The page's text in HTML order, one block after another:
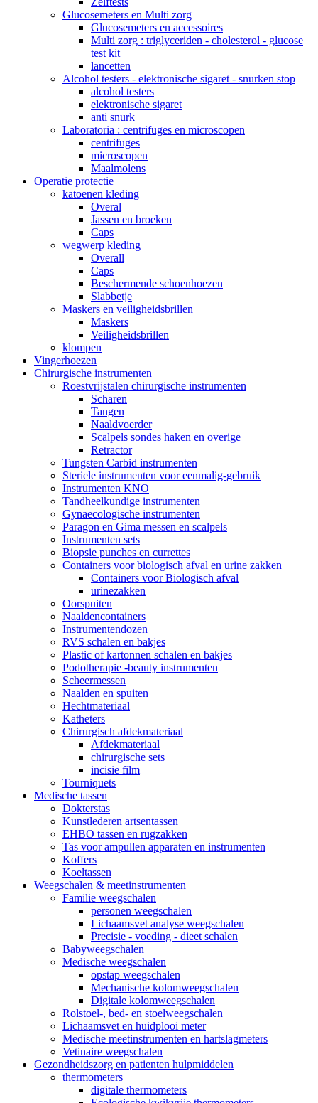
Glucosemeters en Multi zorg
Glucosemeters en accessoires
Multi zorg : triglyceriden - cholesterol - glucose
test kit
lancetten
Alcohol testers - elektronische sigaret - snurken stop
alcohol testers
elektronische sigaret
anti snurk
Laboratoria : centrifuges en microscopen
centrifuges
microscopen
Maalmolens
Operatie protectie
katoenen kleding
Overal
Jassen en broeken
Caps
wegwerp kleding
Overall
Caps
Beschermende schoenhoezen
Slabbetje
Maskers en veiligheidsbrillen
Maskers
Veiligheidsbrillen
klompen
Vingerhoezen
Chirurgische instrumenten
Roestvrijstalen chirurgische instrumenten
Scharen
Tangen
Naaldvoerder
Scalpels sondes haken en overige
Retractor
Tungsten Carbid instrumenten
Steriele instrumenten voor eenmalig-gebruik
Instrumenten KNO
Tandheelkundige instrumenten
Gynaecologische instrumenten
Paragon en Gima messen en scalpels
Instrumenten sets
Biopsie punches en currettes
Containers voor biologisch afval en urine zakken
Containers voor Biologisch afval
urinezakken
Oorspuiten
Naaldencontainers
Instrumentendozen
RVS schalen en bakjes
Plastic of kartonnen schalen en bakjes
Podotherapie -beauty instrumenten
Scheermessen
Naalden en spuiten
Hechtmateriaal
Katheters
Chirurgisch afdekmateriaal
Afdekmateriaal
chirurgische sets
incisie film
Tourniquets
Medische tassen
Dokterstas
Kunstlederen artsentassen
EHBO tassen en rugzakken
Tas voor ampullen apparaten en instrumenten
Koffers
Koeltassen
Weegschalen & meetinstrumenten
Familie weegschalen
personen weegschalen
Lichaamsvet analyse weegschalen
Precisie - voeding - dieet schalen
Babyweegschalen
Medische weegschalen
opstap weegschalen
Mechanische kolomweegschalen
Digitale kolomweegschalen
Rolstoel-, bed- en stoelweegschalen
Lichaamsvet en huidplooi meter
Medische meetinstrumenten en hartslagmeters
Vetinaire weegschalen
Gezondheidszorg en patienten hulpmiddelen
thermometers
digitale thermometers